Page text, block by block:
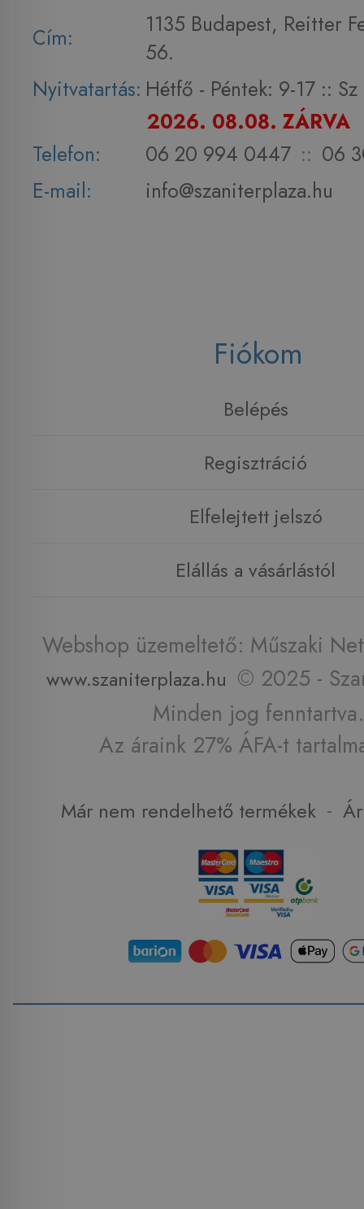
Cím:
1135 Budapest, Reitter
56.
Nyitvatartás: Hétfő - Péntek: 9-17 :: Sz
2026. 08.08. ZÁRVA
Telefon:
06 20 994 0447 :: 06
E-mail:
info@szaniterplaza.hu
Fiókom
Belépés
Regisztráció
Elfelejtett jelszó
Elállás a vásárlástól
Webshop üzemeltető: Műszaki
www.szaniterplaza.hu © 2025 -
Minden jog fenntartva.
Az áraink 27% ÁFA-t
Már nem rendelhető termékek -